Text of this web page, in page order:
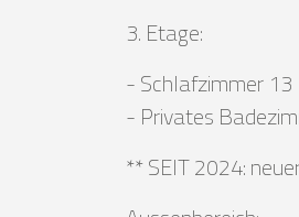
3. Etage:
- Schlafzimmer 13
- Privates
** SEIT 2024: